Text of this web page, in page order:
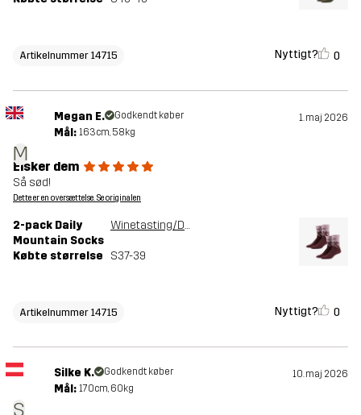
Artikelnummer 14715 Nyttigt? 0
M
Megan E. Godkendt køber 1. maj 2026
Mål: 163cm, 58kg
Elsker dem
Så sød!
Dette er en oversættelse. Se originalen
2-pack Daily
Mountain Socks
Winetasting/Dusty Mauve
Købte størrelse S37-39
Artikelnummer 14715 Nyttigt? 0
Silke K. Godkendt køber 10. maj 2026
Mål: 170cm, 60kg